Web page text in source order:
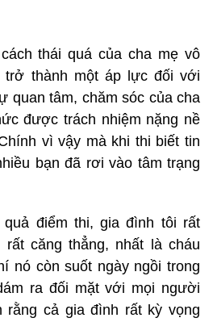
thái quá của cha mẹ vô
trở thành một áp lực đối với
quan tâm, chăm sóc của cha
được trách nhiệm nặng nề
vì vậy mà khi thi biết tin
bạn đã rơi vào tâm trạng
điểm thi, gia đình tôi rất
căng thẳng, nhất là cháu
nó còn suốt ngày ngồi trong
ra đối mặt với mọi người
rằng cả gia đình rất kỳ vọng